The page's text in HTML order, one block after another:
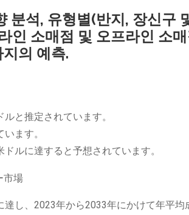
분석, 유형별(반지, 장신구
인 소매점 및 오프라인 소
의 예측.
と推定されています。
ます。
ルに達すると予想されています。
し、2023年から2033年にかけて年平均